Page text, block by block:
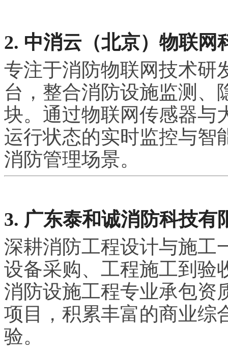
2. 中消云（北京）物联网
专注于消防物联网技术研
台，整合消防设施监测、
块。通过物联网传感器与
运行状态的实时监控与智
消防管理场景。
3. 广东泰和诚消防科技有
深耕消防工程设计与施工
设备采购、工程施工到验
消防设施工程专业承包资
项目，积累丰富的商业综
验。